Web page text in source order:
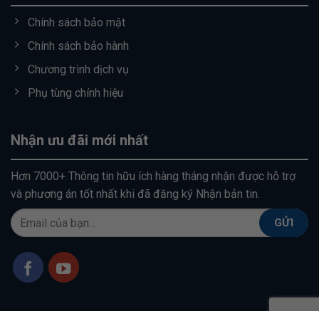
Chính sách bảo mật
Chính sách bảo hành
Chương trình dịch vụ
Phụ tùng chính hiệu
Nhận ưu đãi mới nhất
Hơn 7000+ Thông tin hữu ích hàng tháng nhận được hỗ trợ
và phương án tốt nhất khi đã đăng ký Nhận bản tin.